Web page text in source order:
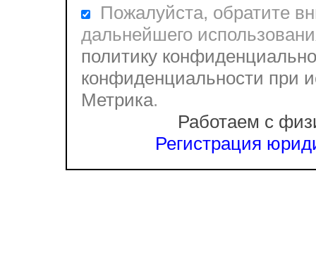
Пожалуйста, обратите
дальнейшего
политику
конфиденциальности при
Метрика.
Работаем с
Регистрация